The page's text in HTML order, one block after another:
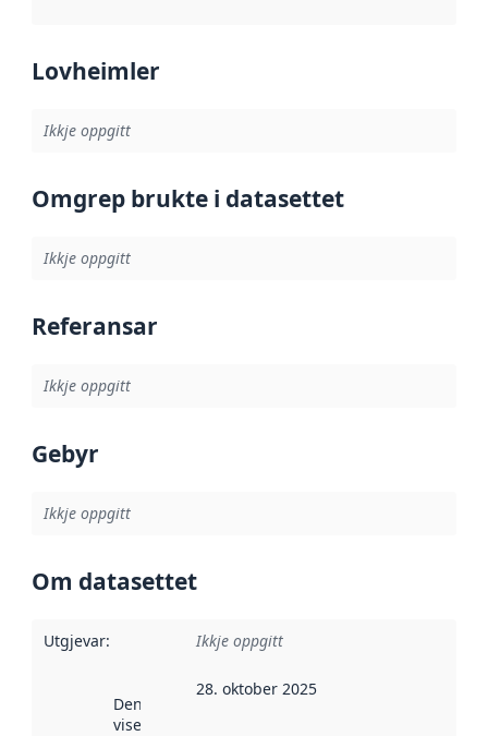
Lovheimler
Ikkje oppgitt
Omgrep brukte i datasettet
Ikkje oppgitt
Referansar
Ikkje oppgitt
Gebyr
Ikkje oppgitt
Om datasettet
Utgjevar: Ikkje oppgitt
Denne datoen
viser når
28. oktober 2025